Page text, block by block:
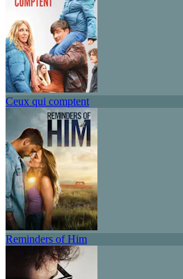
Ceux qui comptent
Reminders of Him